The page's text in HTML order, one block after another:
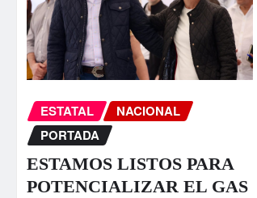
ESTATAL
NACIONAL
PORTADA
ESTAMOS LISTOS PARA
POTENCIALIZAR EL GAS